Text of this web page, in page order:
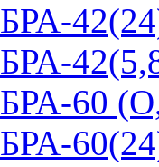
60